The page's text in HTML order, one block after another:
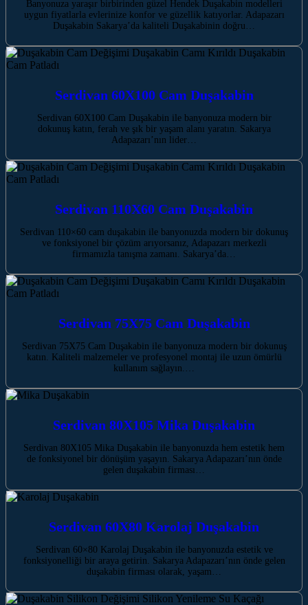
Banyonuza yaraşır birbirinden güzel Hendek Duşakabin modelleri
uygun fiyatlarla evlerinize konfor ve güzellik katıyorlar. Adapazarı
Duşakabin Sakarya’da kaliteli Duşakabinin doğru…
Serdivan 60X100 Cam Duşakabin
Serdivan 60X100 Cam Duşakabin ile banyonuza modern bir
dokunuş katın, ferah ve şık bir yaşam alanı yaratın. Sakarya
Adapazarı’nın lider…
Serdivan 110X60 Cam Duşakabin
Serdivan 110×60 cam duşakabin ile banyonuzda modern bir dokunuş
ve fonksiyonel bir çözüm arıyorsanız, Adapazarı merkezli
firmamızla tanışma zamanı. Sakarya’da…
Serdivan 75X75 Cam Duşakabin
Serdivan 75X75 Cam Duşakabin ile banyonuza modern bir dokunuş
katın. Kaliteli malzemeler ve profesyonel montaj ile uzun ömürlü
kullanım sağlayın.…
Serdivan 80X105 Mika Duşakabin
Serdivan 80X105 Mika Duşakabin ile banyonuzda hem estetik hem
de fonksiyonel bir dönüşüm yaşayın. Sakarya Adapazarı’nın önde
gelen duşakabin firması…
Serdivan 60X80 Karolaj Duşakabin
Serdivan 60×80 Karolaj Duşakabin ile banyonuzda estetik ve
fonksiyonelliği bir araya getirin. Sakarya Adapazarı’nın önde gelen
duşakabin firması olarak, yaşam…